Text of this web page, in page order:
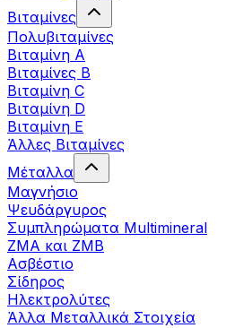
Βιταμίνες
Πολυβιταμίνες
Βιταμίνη Α
Βιταμίνες Β
Βιταμίνη C
Βιταμίνη D
Βιταμίνη Ε
Άλλες Βιταμίνες
Μέταλλα
Μαγνήσιο
Ψευδάργυρος
Συμπληρώματα Multimineral
ZMA και ZMB
Ασβέστιο
Σίδηρος
Ηλεκτρολύτες
Άλλα Mεταλλικά Στοιχεία